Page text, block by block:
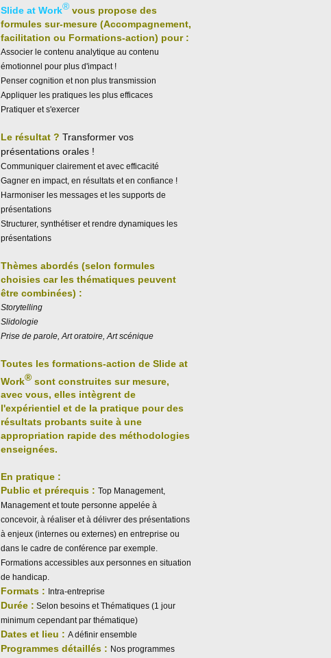
Slide at Work® vous propose des
formules sur-mesure (Accompagnement,
facilitation ou Formations-action) pour :
Associer le contenu analytique au contenu
émotionnel pour plus d'impact !
Penser cognition et non plus transmission
Appliquer les pratiques les plus efficaces
Pratiquer et s'exercer
Le résultat ? Transformer vos
présentations orales !
Communiquer clairement et avec efficacité
Gagner en impact, en résultats et en confiance !
Harmoniser les messages et les supports de
présentations
Structurer, synthétiser et rendre dynamiques les
présentations
Thèmes abordés (selon formules
choisies car les thématiques peuvent
être combinées) :
Storytelling
Slidologie
Prise de parole, Art oratoire, Art scénique
Toutes les formations-action de Slide at
Work® sont construites sur mesure,
avec vous, elles intègrent de
l'expérientiel et de la pratique pour des
résultats probants suite à une
appropriation rapide des méthodologies
enseignées.
En pratique :
Public et prérequis : Top Management,
Management et toute personne appelée à
concevoir, à réaliser et à délivrer des présentations
à enjeux (internes ou externes) en entreprise ou
dans le cadre de conférence par exemple.
Formations accessibles aux personnes en situation
de handicap.
Formats : Intra-entreprise
Durée : Selon besoins et Thématiques (1 jour
minimum cependant par thématique)
Dates et lieu : A définir ensemble
Programmes détaillés : Nos programmes